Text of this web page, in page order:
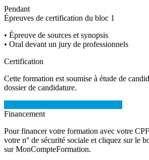
Pendant
Épreuves de certification du bloc 1
• Épreuve de sources et synopsis
• Oral devant un jury de professionnels
Certification
Cette formation est soumise à étude de
dossier de candidature.
Financement
Pour financer votre formation avec votre
votre n° de sécurité sociale et cliquez sur le
sur MonCompteFormation.